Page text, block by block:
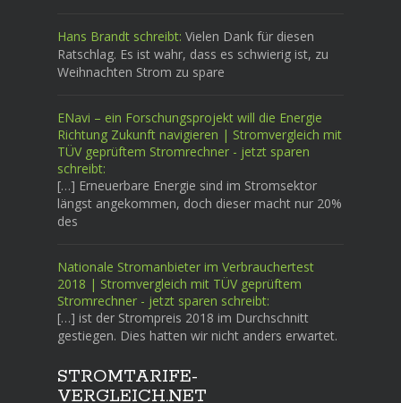
Hans Brandt schreibt: Vielen Dank für diesen
Ratschlag. Es ist wahr, dass es schwierig ist, zu
Weihnachten Strom zu spare
ENavi – ein Forschungsprojekt will die Energie
Richtung Zukunft navigieren | Stromvergleich mit
TÜV geprüftem Stromrechner - jetzt sparen
schreibt:
[…] Erneuerbare Energie sind im Stromsektor
längst angekommen, doch dieser macht nur 20%
des
Nationale Stromanbieter im Verbrauchertest
2018 | Stromvergleich mit TÜV geprüftem
Stromrechner - jetzt sparen schreibt:
[…] ist der Strompreis 2018 im Durchschnitt
gestiegen. Dies hatten wir nicht anders erwartet.
STROMTARIFE-
VERGLEICH.NET